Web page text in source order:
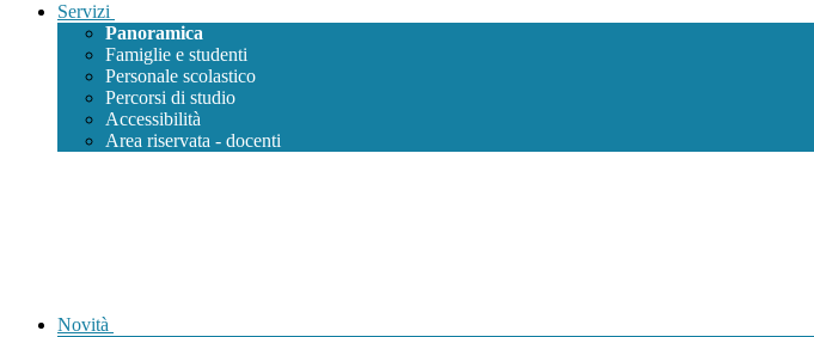
Servizi
Panoramica
Famiglie e studenti
Personale scolastico
Percorsi di studio
Accessibilità
Area riservata - docenti
Novità